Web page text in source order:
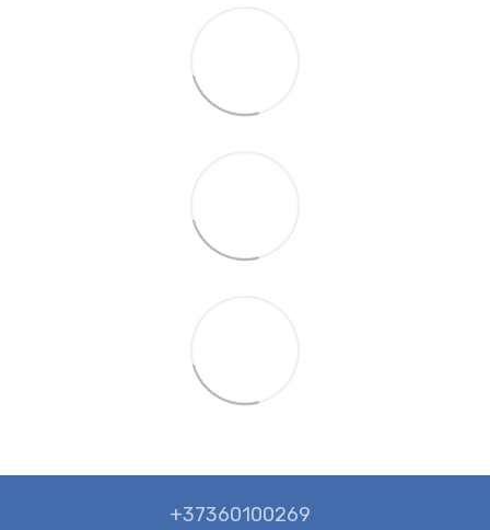
+37360100269